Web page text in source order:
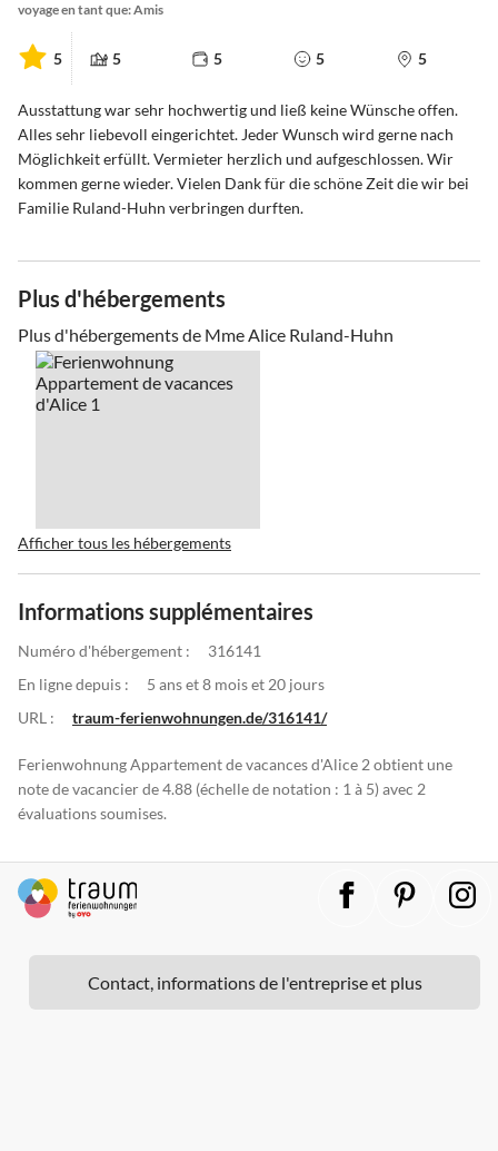
voyage en tant que: Amis
5 5 5 5 5
Ausstattung war sehr hochwertig und ließ keine Wünsche offen.
Alles sehr liebevoll eingerichtet. Jeder Wunsch wird gerne nach
Möglichkeit erfüllt. Vermieter herzlich und aufgeschlossen. Wir
kommen gerne wieder. Vielen Dank für die schöne Zeit die wir bei
Familie Ruland-Huhn verbringen durften.
Plus d'hébergements
Plus d'hébergements de Mme Alice Ruland-Huhn
Afficher tous les hébergements
Informations supplémentaires
Numéro d'hébergement :
316141
En ligne depuis :
5 ans et 8 mois et 20 jours
URL :
traum-ferienwohnungen.de/316141/
Ferienwohnung Appartement de vacances d'Alice 2 obtient une
note de vacancier de 4.88 (échelle de notation : 1 à 5) avec 2
évaluations soumises.
Contact, informations de l'entreprise et plus